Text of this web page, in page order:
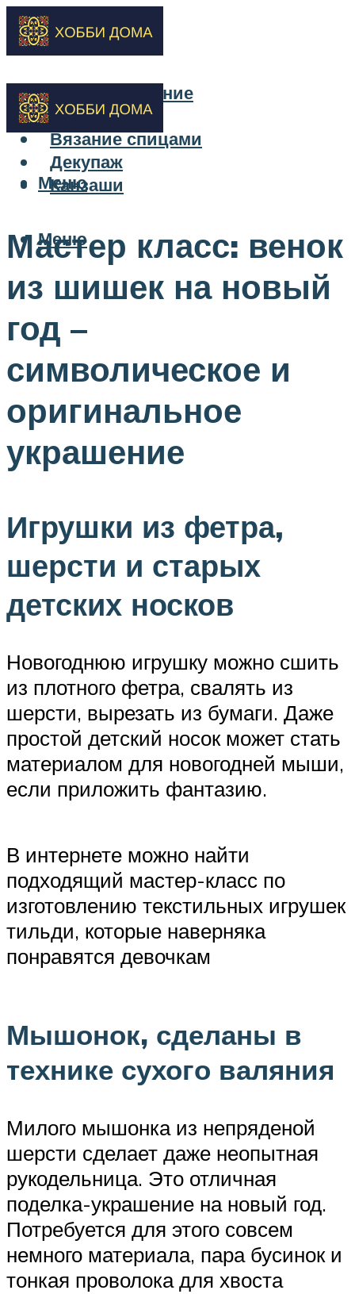
Бисероплетение
Вышивка
Вязание спицами
Декупаж
Канзаши
Меню
Меню
Мастер класс: венок
из шишек на новый
год –
символическое и
оригинальное
украшение
Игрушки из фетра,
шерсти и старых
детских носков
Новогоднюю игрушку можно сшить
из плотного фетра, свалять из
шерсти, вырезать из бумаги. Даже
простой детский носок может стать
материалом для новогодней мыши,
если приложить фантазию.
В интернете можно найти
подходящий мастер-класс по
изготовлению текстильных игрушек
тильди, которые наверняка
понравятся девочкам
Мышонок, сделаны в
технике сухого валяния
Милого мышонка из непряденой
шерсти сделает даже неопытная
рукодельница. Это отличная
поделка-украшение на новый год.
Потребуется для этого совсем
немного материала, пара бусинок и
тонкая проволока для хвоста